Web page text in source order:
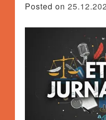
Posted on